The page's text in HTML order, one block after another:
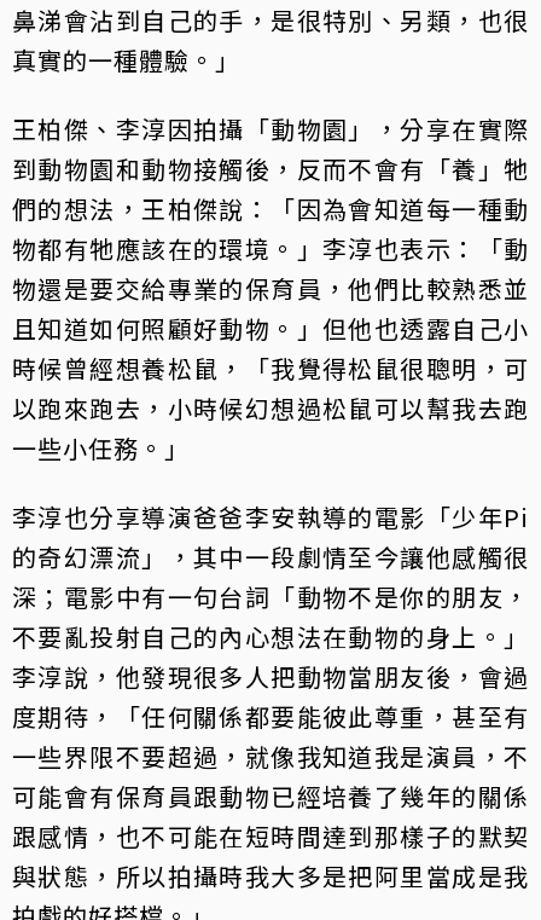
鼻涕會沾到自己的手，是很特別、另類，也很
真實的一種體驗。」
王柏傑、李淳因拍攝「動物園」，分享在實際
到動物園和動物接觸後，反而不會有「養」牠
們的想法，王柏傑說：「因為會知道每一種動
物都有牠應該在的環境。」李淳也表示：「動
物還是要交給專業的保育員，他們比較熟悉並
且知道如何照顧好動物。」但他也透露自己小
時候曾經想養松鼠，「我覺得松鼠很聰明，可
以跑來跑去，小時候幻想過松鼠可以幫我去跑
一些小任務。」
李淳也分享導演爸爸李安執導的電影「少年Pi
的奇幻漂流」，其中一段劇情至今讓他感觸很
深；電影中有一句台詞「動物不是你的朋友，
不要亂投射自己的內心想法在動物的身上。」
李淳說，他發現很多人把動物當朋友後，會過
度期待，「任何關係都要能彼此尊重，甚至有
一些界限不要超過，就像我知道我是演員，不
可能會有保育員跟動物已經培養了幾年的關係
跟感情，也不可能在短時間達到那樣子的默契
與狀態，所以拍攝時我大多是把阿里當成是我